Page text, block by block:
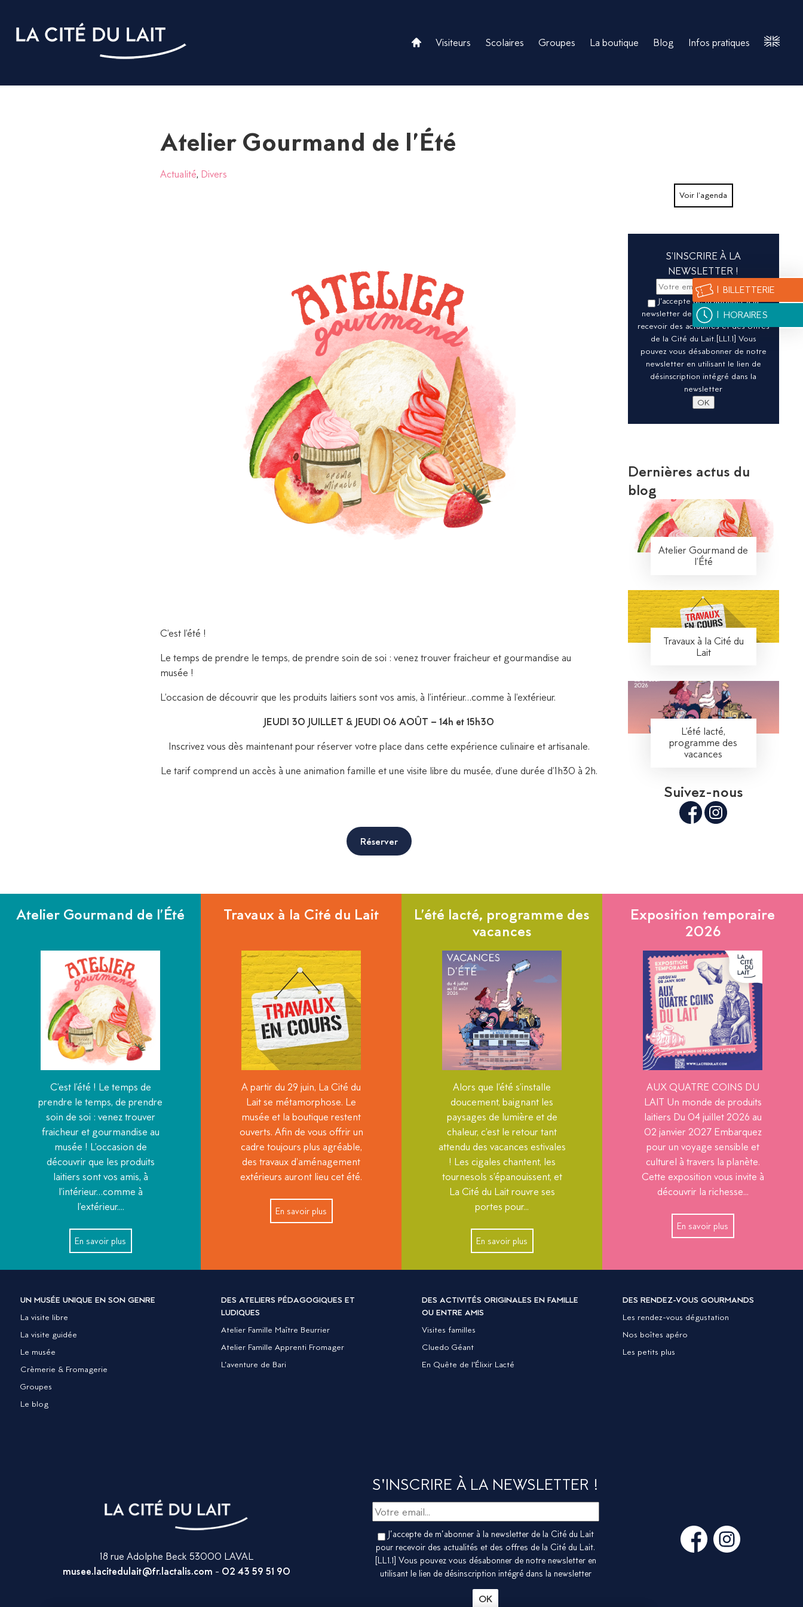
. Visiteurs Scolaires Groupes La boutique Blog Infos pratiques
English
| BILLETTERIE
| HORAIRES
Atelier Gourmand de l’Été
Actualité, Divers
C’est l’été !
Le temps de prendre le temps, de prendre soin de soi : venez trouver fraicheur et gourmandise au
musée !
L’occasion de découvrir que les produits laitiers sont vos amis, à l’intérieur…comme à l’extérieur.
JEUDI 30 JUILLET & JEUDI 06 AOÛT – 14h et 15h30
Inscrivez vous dès maintenant pour réserver votre place dans cette expérience culinaire et artisanale.
Le tarif comprend un accès à une animation famille et une visite libre du musée, d’une durée d’1h30 à 2h.
Réserver
Voir l'agenda
S'INSCRIRE À LA
NEWSLETTER !
J’accepte de m’abonner à la
newsletter de la Cité du Lait pour
recevoir des actualités et des offres
de la Cité du Lait.[LL1.1] Vous
pouvez vous désabonner de notre
newsletter en utilisant le lien de
désinscription intégré dans la
newsletter
Dernières actus du
blog
Atelier Gourmand de
l’Été
Travaux à la Cité du
Lait
L’été lacté,
programme des
vacances
Suivez-nous
Atelier Gourmand de l’Été
C’est l’été ! Le temps de
prendre le temps, de prendre
soin de soi : venez trouver
fraicheur et gourmandise au
musée ! L’occasion de
découvrir que les produits
laitiers sont vos amis, à
l’intérieur…comme à
l’extérieur....
En savoir plus
Travaux à la Cité du Lait
A partir du 29 juin, La Cité du
Lait se métamorphose. Le
musée et la boutique restent
ouverts. Afin de vous offrir un
cadre toujours plus agréable,
des travaux d'aménagement
extérieurs auront lieu cet été.
En savoir plus
L’été lacté, programme des
vacances
Alors que l’été s’installe
doucement, baignant les
paysages de lumière et de
chaleur, c’est le retour tant
attendu des vacances estivales
! Les cigales chantent, les
tournesols s’épanouissent, et
La Cité du Lait rouvre ses
portes pour...
En savoir plus
Exposition temporaire
2026
AUX QUATRE COINS DU
LAIT Un monde de produits
laitiers Du 04 juillet 2026 au
02 janvier 2027 Embarquez
pour un voyage sensible et
culturel à travers la planète.
Cette exposition vous invite à
découvrir la richesse...
En savoir plus
UN MUSÉE UNIQUE EN SON GENRE
La visite libre
La visite guidée
Le musée
Crèmerie & Fromagerie
Groupes
Le blog
DES ATELIERS PÉDAGOGIQUES ET
LUDIQUES
Atelier Famille Maître Beurrier
Atelier Famille Apprenti Fromager
L’aventure de Bari
DES ACTIVITÉS ORIGINALES EN FAMILLE
OU ENTRE AMIS
Visites familles
Cluedo Géant
En Quête de l’Élixir Lacté
DES RENDEZ-VOUS GOURMANDS
Les rendez-vous dégustation
Nos boîtes apéro
Les petits plus
18 rue Adolphe Beck 53000 LAVAL
musee.lacitedulait@fr.lactalis.com - 02 43 59 51 90
S'INSCRIRE À LA NEWSLETTER !
J’accepte de m’abonner à la newsletter de la Cité du Lait
pour recevoir des actualités et des offres de la Cité du Lait.
[LL1.1] Vous pouvez vous désabonner de notre newsletter en
utilisant le lien de désinscription intégré dans la newsletter